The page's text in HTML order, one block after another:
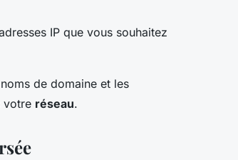
IP que vous souhaitez
de domaine et les
votre réseau.